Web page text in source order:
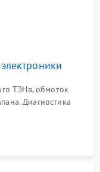
ТЭНа, обмоток
Диагностика
мутности,
управления.